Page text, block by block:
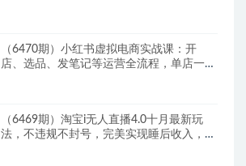
（6470期）小红书虚拟电商实战课：开
店、选品、发笔记等运营全流程，单店一天
（6469期）淘宝i无人直播4.0十月最新玩
法，不违规不封号，完美实现睡后收入，日